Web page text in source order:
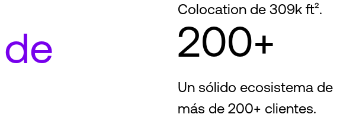
Colocation de 309k ft².
200+
Un sólido ecosistema de
más de 200+ clientes.